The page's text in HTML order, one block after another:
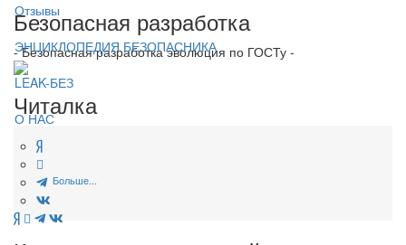
Отзывы
ЭНЦИКЛОПЕДИЯ БЕЗОПАСНИКА
LEAK-БЕЗ
О НАС
Безопасная разработка
- Безопасная разработка эволюция по ГОСТу -
Читалка
Больше...